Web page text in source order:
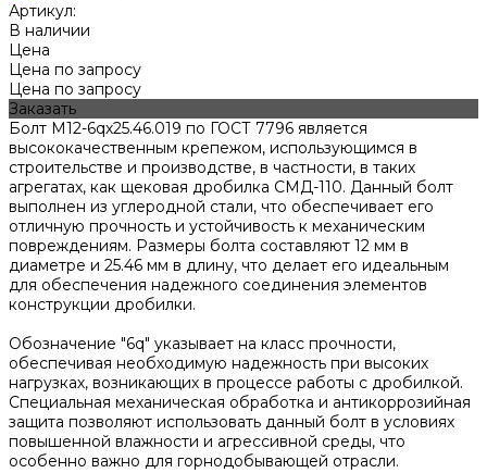
Артикул:
В наличии
Цена
Цена по запросу
Цена по запросу
Заказать
Болт М12-6qх25.46.019 по ГОСТ 7796 является
высококачественным крепежом, использующимся в
строительстве и производстве, в частности, в таких
агрегатах, как щековая дробилка СМД-110. Данный болт
выполнен из углеродной стали, что обеспечивает его
отличную прочность и устойчивость к механическим
повреждениям. Размеры болта составляют 12 мм в
диаметре и 25.46 мм в длину, что делает его идеальным
для обеспечения надежного соединения элементов
конструкции дробилки.
Обозначение "6q" указывает на класс прочности,
обеспечивая необходимую надежность при высоких
нагрузках, возникающих в процессе работы с дробилкой.
Специальная механическая обработка и антикоррозийная
защита позволяют использовать данный болт в условиях
повышенной влажности и агрессивной среды, что
особенно важно для горнодобывающей отрасли.